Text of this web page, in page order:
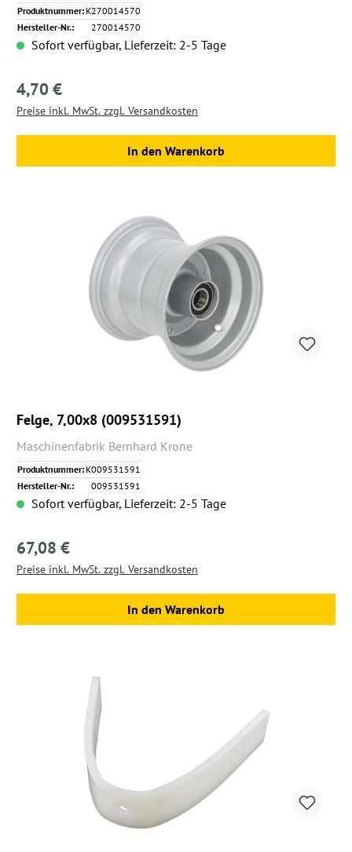
Produktnummer: K270014570
Hersteller-Nr.:
270014570
Sofort verfügbar, Lieferzeit: 2-5 Tage
Regulärer Preis:
4,70 €
Preise inkl. MwSt. zzgl. Versandkosten
In den Warenkorb
Felge, 7,00x8 (009531591)
Maschinenfabrik Bernhard Krone
Produktnummer: K009531591
Hersteller-Nr.:
009531591
Sofort verfügbar, Lieferzeit: 2-5 Tage
Regulärer Preis:
67,08 €
Preise inkl. MwSt. zzgl. Versandkosten
In den Warenkorb